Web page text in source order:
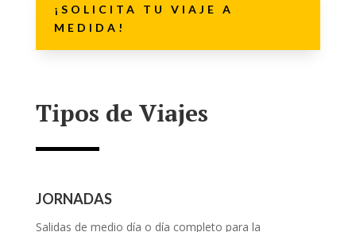
¡SOLICITA TU VIAJE A
MEDIDA!
Tipos de Viajes
JORNADAS
Salidas de medio día o día completo para la